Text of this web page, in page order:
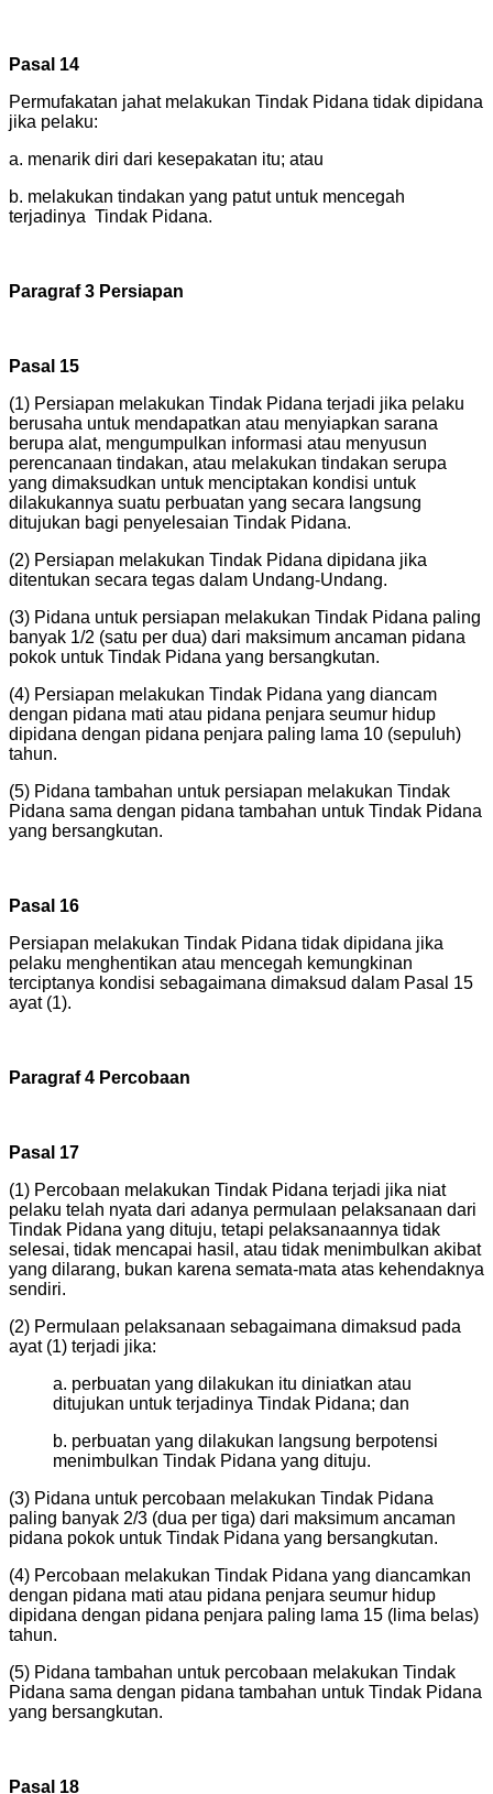
Pasal 14
Permufakatan jahat melakukan Tindak Pidana tidak dipidana
jika pelaku:
a. menarik diri dari kesepakatan itu; atau
b. melakukan tindakan yang patut untuk mencegah
terjadinya Tindak Pidana.
Paragraf 3 Persiapan
Pasal 15
(1) Persiapan melakukan Tindak Pidana terjadi jika pelaku
berusaha untuk mendapatkan atau menyiapkan sarana
berupa alat, mengumpulkan informasi atau menyusun
perencanaan tindakan, atau melakukan tindakan serupa
yang dimaksudkan untuk menciptakan kondisi untuk
dilakukannya suatu perbuatan yang secara langsung
ditujukan bagi penyelesaian Tindak Pidana.
(2) Persiapan melakukan Tindak Pidana dipidana jika
ditentukan secara tegas dalam Undang-Undang.
(3) Pidana untuk persiapan melakukan Tindak Pidana paling
banyak 1/2 (satu per dua) dari maksimum ancaman pidana
pokok untuk Tindak Pidana yang bersangkutan.
(4) Persiapan melakukan Tindak Pidana yang diancam
dengan pidana mati atau pidana penjara seumur hidup
dipidana dengan pidana penjara paling lama 10 (sepuluh)
tahun.
(5) Pidana tambahan untuk persiapan melakukan Tindak
Pidana sama dengan pidana tambahan untuk Tindak Pidana
yang bersangkutan.
Pasal 16
Persiapan melakukan Tindak Pidana tidak dipidana jika
pelaku menghentikan atau mencegah kemungkinan
terciptanya kondisi sebagaimana dimaksud dalam Pasal 15
ayat (1).
Paragraf 4 Percobaan
Pasal 17
(1) Percobaan melakukan Tindak Pidana terjadi jika niat
pelaku telah nyata dari adanya permulaan pelaksanaan dari
Tindak Pidana yang dituju, tetapi pelaksanaannya tidak
selesai, tidak mencapai hasil, atau tidak menimbulkan akibat
yang dilarang, bukan karena semata-mata atas kehendaknya
sendiri.
(2) Permulaan pelaksanaan sebagaimana dimaksud pada
ayat (1) terjadi jika:
a. perbuatan yang dilakukan itu diniatkan atau
ditujukan untuk terjadinya Tindak Pidana; dan
b. perbuatan yang dilakukan langsung berpotensi
menimbulkan Tindak Pidana yang dituju.
(3) Pidana untuk percobaan melakukan Tindak Pidana
paling banyak 2/3 (dua per tiga) dari maksimum ancaman
pidana pokok untuk Tindak Pidana yang bersangkutan.
(4) Percobaan melakukan Tindak Pidana yang diancamkan
dengan pidana mati atau pidana penjara seumur hidup
dipidana dengan pidana penjara paling lama 15 (lima belas)
tahun.
(5) Pidana tambahan untuk percobaan melakukan Tindak
Pidana sama dengan pidana tambahan untuk Tindak Pidana
yang bersangkutan.
Pasal 18